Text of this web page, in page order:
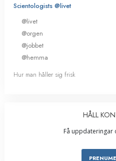
Scientologists @livet
@livet
@orgen
@jobbet
@hemma
Hur man håller sig frisk
HÅLL
Få uppdateringar